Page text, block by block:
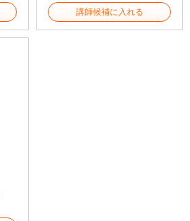
講師候補に入れる